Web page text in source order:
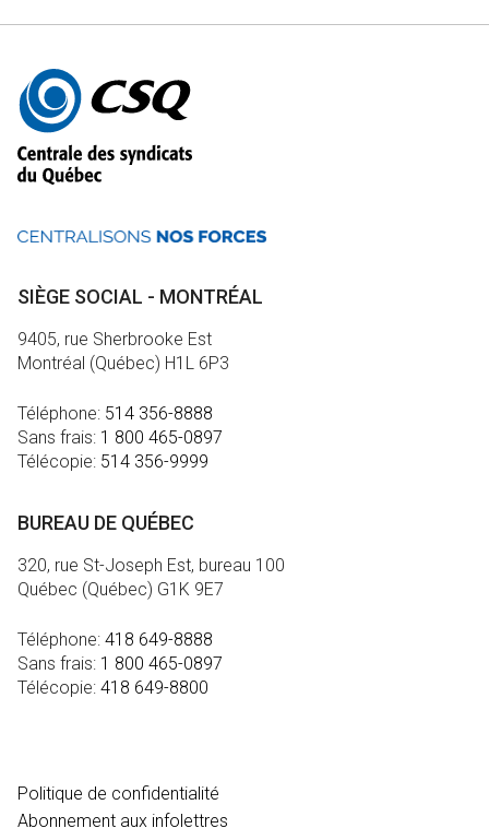
Autres
informations
SIÈGE SOCIAL - MONTRÉAL
9405, rue Sherbrooke Est
Montréal (Québec) H1L 6P3
Téléphone: 514 356-8888
Sans frais: 1 800 465-0897
Télécopie: 514 356-9999
BUREAU DE QUÉBEC
320, rue St-Joseph Est, bureau 100
Québec (Québec) G1K 9E7
Téléphone: 418 649-8888
Sans frais: 1 800 465-0897
Télécopie: 418 649-8800
Politique de confidentialité
Abonnement aux infolettres